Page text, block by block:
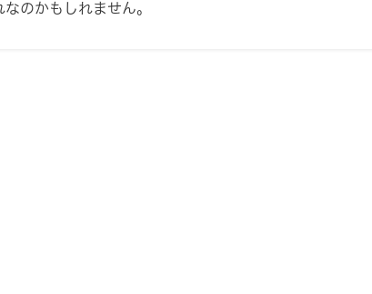
のかもしれません。